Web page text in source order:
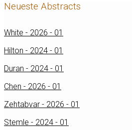
Neueste Abstracts
White - 2026 - 01
Hilton - 2024 - 01
Duran - 2024 - 01
Chen - 2026 - 01
Zehtabvar - 2026 - 01
Stemle - 2024 - 01